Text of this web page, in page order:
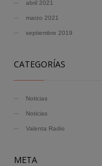
abril 2021
marzo 2021
septiembre 2019
CATEGORÍAS
Noticias
Noticias
Valenta Radio
META